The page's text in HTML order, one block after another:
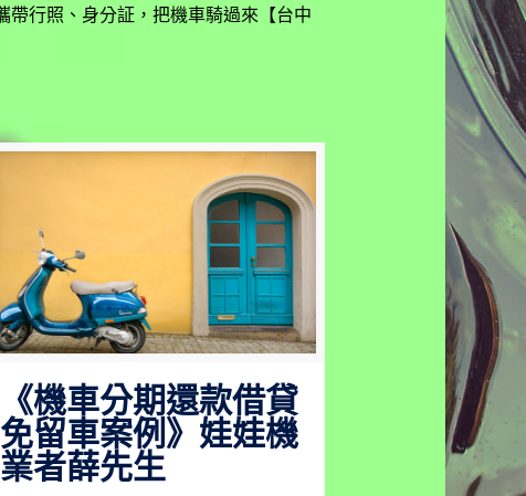
帶行照、身分証，把機車騎過來【台中
《機車分期還款借貸
免留車案例》娃娃機
業者薛先生